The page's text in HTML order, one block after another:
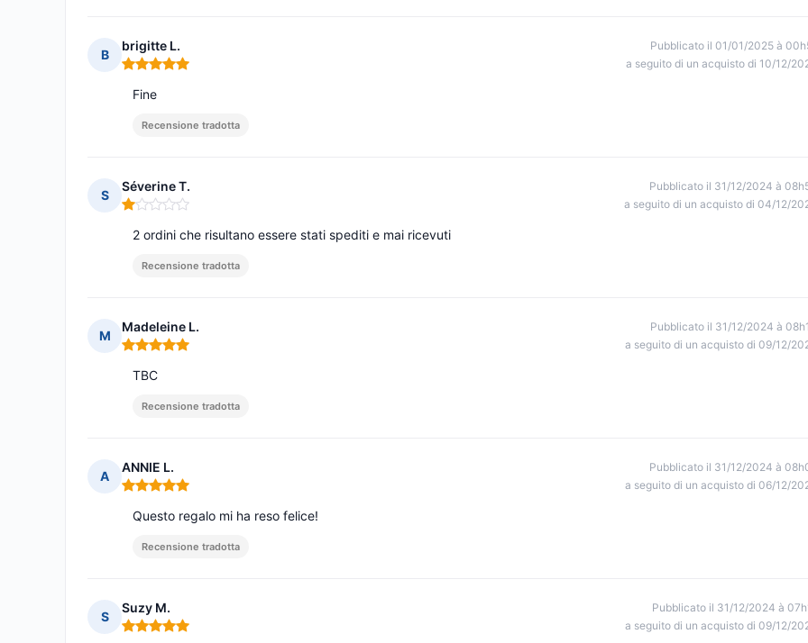
B
brigitte L.
Nota: 5 su 5
Pubblicato il 01/01/2025 à
a seguito di un acquisto di 10/12/
Fine
Recensione tradotta
S
Séverine T.
Nota: 1 su 5
Pubblicato il 31/12/2024 à
a seguito di un acquisto di 04/12/
2 ordini che risultano essere stati spediti e mai ricevuti
Recensione tradotta
M
Madeleine L.
Nota: 5 su 5
Pubblicato il 31/12/2024 à
a seguito di un acquisto di 09/12/
TBC
Recensione tradotta
A
ANNIE L.
Nota: 5 su 5
Pubblicato il 31/12/2024 à
a seguito di un acquisto di 06/12/
Questo regalo mi ha reso felice!
Recensione tradotta
S
Suzy M.
Nota: 5 su 5
Pubblicato il 31/12/2024 à
a seguito di un acquisto di 09/12/